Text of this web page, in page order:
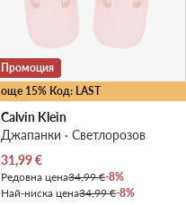
още 15% Код: LAST
Промоция
Calvin Klein
Джапанки · Светлорозов
Актуална цена
31,99€
Редовна цена34,99 €-8%
Най-ниска цена34,99 €-8%